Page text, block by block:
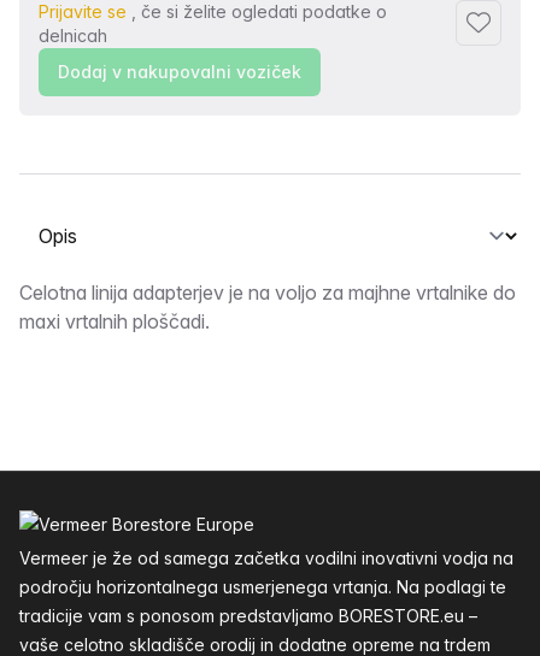
Prijavite se , če si želite ogledati podatke o
delnicah
Dodaj
Dodaj v nakupovalni voziček
Izberite zavihek
Opis
Celotna linija adapterjev je na voljo za majhne vrtalnike do
maxi vrtalnih ploščadi.
Vermeer je že od samega začetka vodilni inovativni vodja na
področju horizontalnega usmerjenega vrtanja. Na podlagi te
tradicije vam s ponosom predstavljamo BORESTORE.eu –
vaše celotno skladišče orodij in dodatne opreme na trdem